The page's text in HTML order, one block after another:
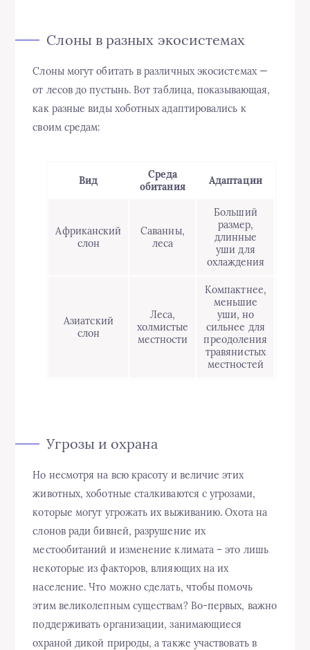
Слоны в разных экосистемах
Слоны могут обитать в различных экосистемах —
от лесов до пустынь. Вот таблица, показывающая,
как разные виды хоботных адаптировались к
своим средам:
Вид
Среда
обитания
Адаптации
Африканский
слон
Саванны,
леса
Больший
размер,
длинные
уши для
охлаждения
Азиатский
слон
Леса,
холмистые
местности
Компактнее,
меньшие
уши, но
сильнее для
преодоления
травянистых
местностей
Угрозы и охрана
Но несмотря на всю красоту и величие этих
животных, хоботные сталкиваются с угрозами,
которые могут угрожать их выживанию. Охота на
слонов ради бивней, разрушение их
местообитаний и изменение климата – это лишь
некоторые из факторов, влияющих на их
население. Что можно сделать, чтобы помочь
этим великолепным существам? Во-первых, важно
поддерживать организации, занимающиеся
охраной дикой природы, а также участвовать в